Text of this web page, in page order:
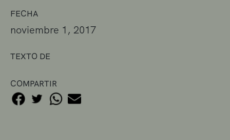
FECHA
noviembre 1, 2017
TEXTO DE
COMPARTIR